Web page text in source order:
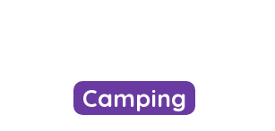
Camping